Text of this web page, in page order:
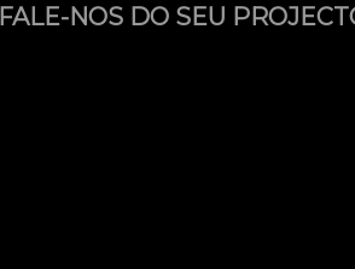
FALE-NOS DO SEU